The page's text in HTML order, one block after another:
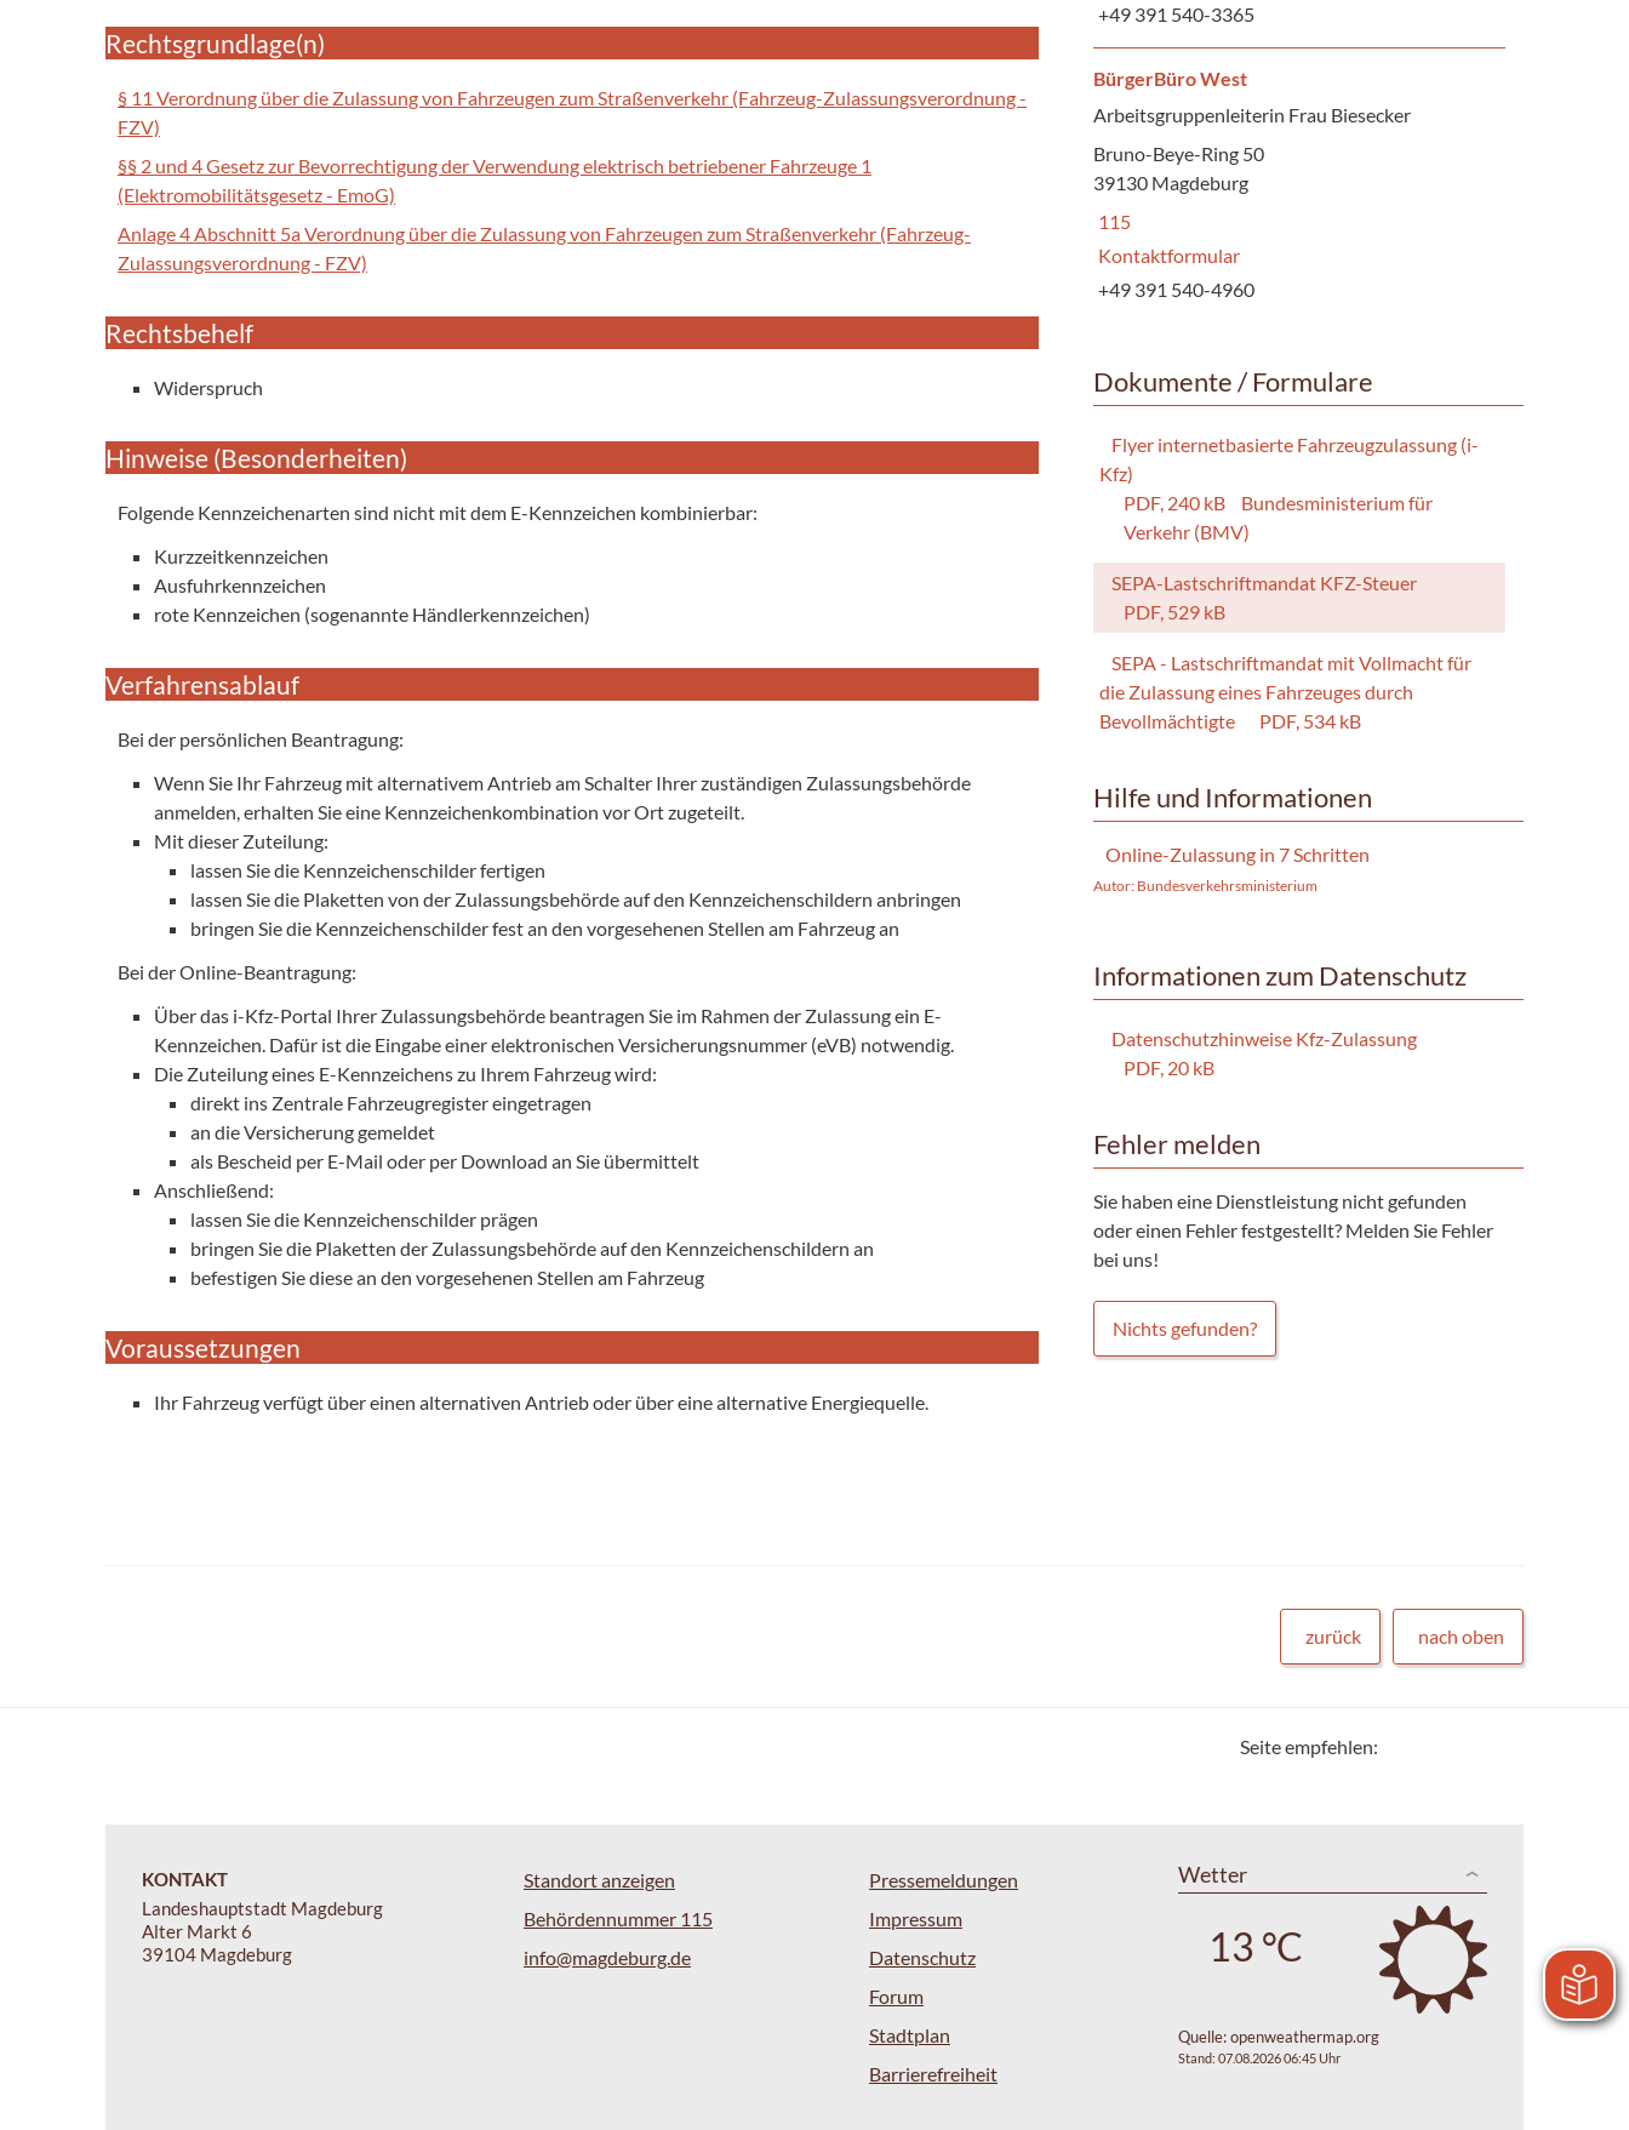
Rechtsgrundlage(n)
§ 11 Verordnung über die Zulassung von Fahrzeugen zum Straßenverkehr (Fahrzeug-Zulassungsverordnung -
FZV)
§§ 2 und 4 Gesetz zur Bevorrechtigung der Verwendung elektrisch betriebener Fahrzeuge 1
(Elektromobilitätsgesetz - EmoG)
Anlage 4 Abschnitt 5a Verordnung über die Zulassung von Fahrzeugen zum Straßenverkehr (Fahrzeug-
Zulassungsverordnung - FZV)
Rechtsbehelf
Widerspruch
Hinweise (Besonderheiten)
Folgende Kennzeichenarten sind nicht mit dem E-Kennzeichen kombinierbar:
Kurzzeitkennzeichen
Ausfuhrkennzeichen
rote Kennzeichen (sogenannte Händlerkennzeichen)
Verfahrensablauf
Bei der persönlichen Beantragung:
Wenn Sie Ihr Fahrzeug mit alternativem Antrieb am Schalter Ihrer zuständigen Zulassungsbehörde
anmelden, erhalten Sie eine Kennzeichenkombination vor Ort zugeteilt.
Mit dieser Zuteilung:
lassen Sie die Kennzeichenschilder fertigen
lassen Sie die Plaketten von der Zulassungsbehörde auf den Kennzeichenschildern anbringen
bringen Sie die Kennzeichenschilder fest an den vorgesehenen Stellen am Fahrzeug an
Bei der Online-Beantragung:
Über das i-Kfz-Portal Ihrer Zulassungsbehörde beantragen Sie im Rahmen der Zulassung ein E-
Kennzeichen. Dafür ist die Eingabe einer elektronischen Versicherungsnummer (eVB) notwendig.
Die Zuteilung eines E-Kennzeichens zu Ihrem Fahrzeug wird:
direkt ins Zentrale Fahrzeugregister eingetragen
an die Versicherung gemeldet
als Bescheid per E-Mail oder per Download an Sie übermittelt
Anschließend:
lassen Sie die Kennzeichenschilder prägen
bringen Sie die Plaketten der Zulassungsbehörde auf den Kennzeichenschildern an
befestigen Sie diese an den vorgesehenen Stellen am Fahrzeug
Voraussetzungen
Ihr Fahrzeug verfügt über einen alternativen Antrieb oder über eine alternative Energiequelle.
+49 391 540-3365
BürgerBüro West
Arbeitsgruppenleiterin Frau Biesecker
Bruno-Beye-Ring 50
39130 Magdeburg
115
Kontaktformular
+49 391 540-4960
Dokumente / Formulare
Flyer internetbasierte Fahrzeugzulassung (i-
Kfz)
PDF, 240 kB
Bundesministerium für
Verkehr (BMV)
SEPA-Lastschriftmandat KFZ-Steuer
PDF, 529 kB
SEPA - Lastschriftmandat mit Vollmacht für
die Zulassung eines Fahrzeuges durch
Bevollmächtigte
PDF, 534 kB
Hilfe und Informationen
Online-Zulassung in 7 Schritten
Autor: Bundesverkehrsministerium
Informationen zum Datenschutz
Datenschutzhinweise Kfz-Zulassung
PDF, 20 kB
Fehler melden
Sie haben eine Dienstleistung nicht gefunden
oder einen Fehler festgestellt? Melden Sie Fehler
bei uns!
Nichts gefunden?
zurück nach oben
Seite empfehlen:
KONTAKT
Landeshauptstadt Magdeburg
Alter Markt 6
39104 Magdeburg
Standort anzeigen
Behördennummer 115
info@magdeburg.de
Pressemeldungen
Impressum
Datenschutz
Forum
Stadtplan
Barrierefreiheit
Wetter
13 °C
Quelle:openweathermap.org
Stand: 07.08.2026 06:45 Uhr